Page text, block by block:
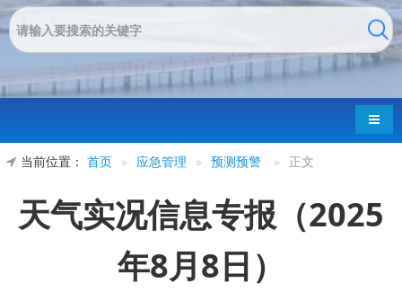
导航
当前位置： 首页 » 应急管理 » 预测预警 » 正文
天气实况信息专报（2025
年8月8日）